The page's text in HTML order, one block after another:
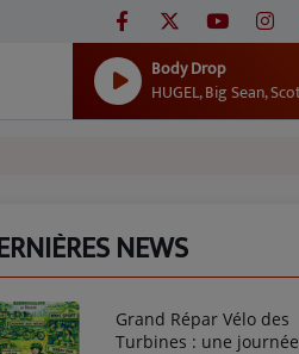
Body Drop
NEWS
Grand Répar Vélo des
Turbines : une journée